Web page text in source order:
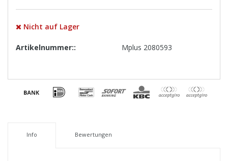
Nicht auf Lager
Artikelnummer:: Mplus 2080593
Info Bewertungen